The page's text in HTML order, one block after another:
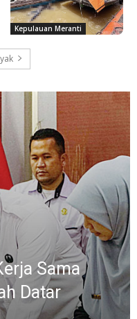
Kepulauan Meranti
Sama
Datar